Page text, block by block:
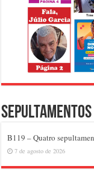
B119 – Quatro
7 de agosto de 2026